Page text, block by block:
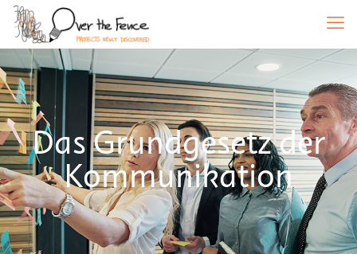
Das Grundgesetz der
Kommunikation